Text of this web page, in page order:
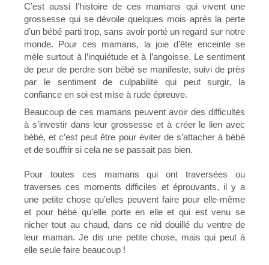
C’est aussi l’histoire de ces mamans qui vivent une
grossesse qui se dévoile quelques mois après la perte
d’un bébé parti trop, sans avoir porté un regard sur notre
monde. Pour ces mamans, la joie d’ête enceinte se
mèle surtout à l’inquiétude et à l’angoisse. Le sentiment
de peur de perdre son bébé se manifeste, suivi de près
par le sentiment de culpabilité qui peut surgir, la
confiance en soi est mise à rude épreuve.
Beaucoup de ces mamans peuvent avoir des difficultés
à s’investir dans leur grossesse et à créer le lien avec
bébé, et c’est peut être pour éviter de s’attacher à bébé
et de souffrir si cela ne se passait pas bien.
Pour toutes ces mamans qui ont traversées ou
traverses ces moments difficiles et éprouvants, il y a
une petite chose qu’elles peuvent faire pour elle-même
et pour bébé qu’elle porte en elle et qui est venu se
nicher tout au chaud, dans ce nid douillé du ventre de
leur maman. Je dis une petite chose, mais qui peut à
elle seule faire beaucoup !